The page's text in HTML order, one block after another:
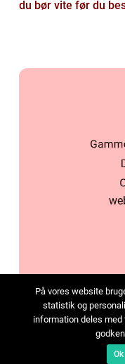
du bør vite før du
På vores website
statistik og
information deles
Ok